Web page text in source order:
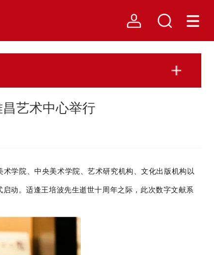
艺术中心举行
学院、中央美术学院、艺术研究机构、文化出版机构以
动。适逢王培波先生逝世十周年之际，此次数字文献系